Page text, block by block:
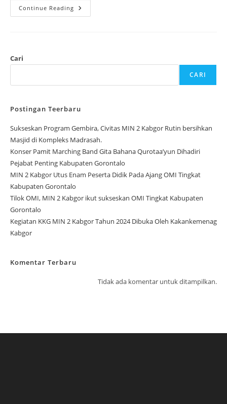
Continue Reading MIN
2
Penilaian
Madrasah
Cari
CARI
Postingan Teerbaru
Sukseskan Program Gembira, Civitas MIN 2 Kabgor Rutin bersihkan
Masjid di Kompleks Madrasah.
Konser Pamit Marching Band Gita Bahana Qurotaa’yun Dihadiri
Pejabat Penting Kabupaten Gorontalo
MIN 2 Kabgor Utus Enam Peserta Didik Pada Ajang OMI Tingkat
Kabupaten Gorontalo
Tilok OMI, MIN 2 Kabgor ikut sukseskan OMI Tingkat Kabupaten
Gorontalo
Kegiatan KKG MIN 2 Kabgor Tahun 2024 Dibuka Oleh Kakankemenag
Kabgor
Komentar Terbaru
Tidak ada komentar untuk ditampilkan.